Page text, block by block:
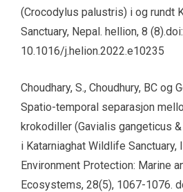
(Crocodylus palustris) i og rundt
Sanctuary, Nepal. hellion, 8 (8).doi:
10.1016/j.helion.2022.e10235
Choudhary, S., Choudhury, BC og
Spatio-temporal separasjon
krokodiller (Gavialis gangeticus
i Katarniaghat Wildlife Sanctuary,
Environment Protection: Marine
Ecosystems, 28(5), 1067-1076.